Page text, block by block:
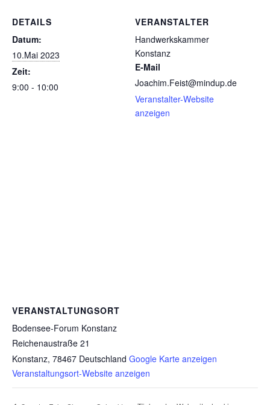
DETAILS
Datum:
10.Mai 2023
Zeit:
9:00 - 10:00
VERANSTALTER
Handwerkskammer
Konstanz
E-Mail
Joachim.Feist@mindup.de
Veranstalter-Website
anzeigen
VERANSTALTUNGSORT
Bodensee-Forum Konstanz
Reichenaustraße 21
Konstanz, 78467 Deutschland Google Karte anzeigen
Veranstaltungsort-Website anzeigen